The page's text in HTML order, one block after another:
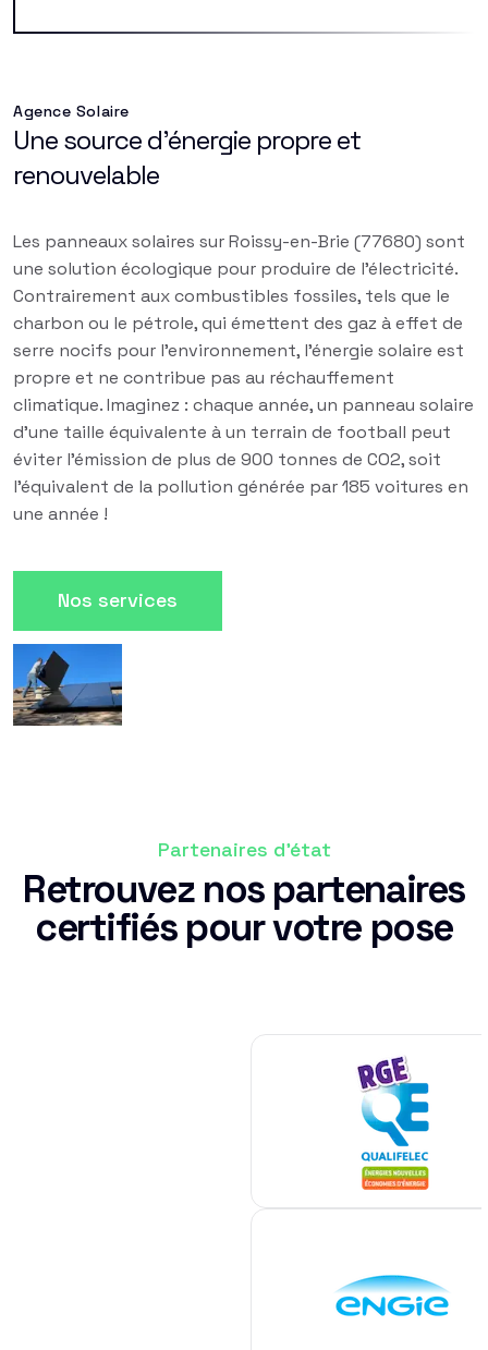
Agence Solaire
Une source d'énergie propre et
renouvelable
Les panneaux solaires sur Roissy-en-Brie (77680) sont
une solution écologique pour produire de l'électricité.
Contrairement aux combustibles fossiles, tels que le
charbon ou le pétrole, qui émettent des gaz à effet de
serre nocifs pour l'environnement, l'énergie solaire est
propre et ne contribue pas au réchauffement
climatique. Imaginez : chaque année, un panneau solaire
d'une taille équivalente à un terrain de football peut
éviter l'émission de plus de 900 tonnes de CO2, soit
l'équivalent de la pollution générée par 185 voitures en
une année !
Nos services
Partenaires d'état
Retrouvez nos partenaires
certifiés pour votre pose